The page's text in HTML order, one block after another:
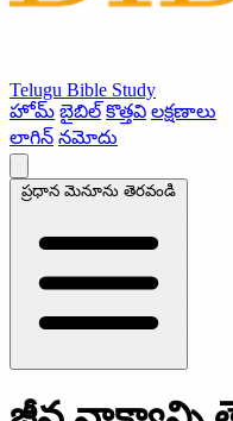
Telugu Bible Study
హోమ్ బైబిల్ కొత్తవి లక్షణాలు
లాగిన్ నమోదు
ప్రధాన మెనూను తెరవండి